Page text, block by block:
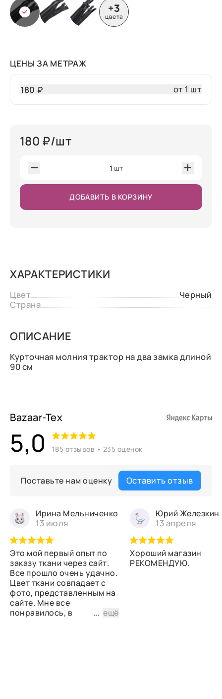
+3
цвета
ЦЕНЫ ЗА МЕТРАЖ
180 ₽ от 1 шт
180 ₽/шт
1 шт
ДОБАВИТЬ В КОРЗИНУ
ХАРАКТЕРИСТИКИ
Цвет
Черный
Страна
ОПИСАНИЕ
Курточная молния трактор на два замка длиной
90 см
Bazaar-Tex
5,0 185 отзывов • 235 оценок
Поставьте нам оценку Оставить отзыв
Ирина Мельниченко
13 июля
Это мой первый опыт по
заказу ткани через сайт.
Все прошло очень удачно.
Цвет ткани совпадает с
фото, представленным на
сайте. Мне все
понравилось, в
...ещё
Юрий Железкин
13 апреля
Хороший магазин
РЕКОМЕНДУЮ.